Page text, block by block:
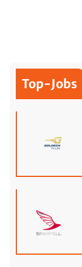
Top-Jobs